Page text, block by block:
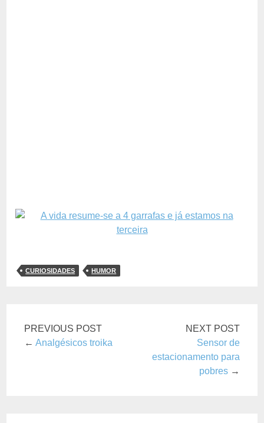
CURIOSIDADES HUMOR
PREVIOUS POST
←Analgésicos troika
NEXT POST
Sensor de
estacionamento para
pobres→